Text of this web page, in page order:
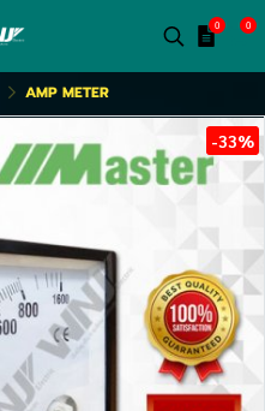
0 0
AMP METER
-33%